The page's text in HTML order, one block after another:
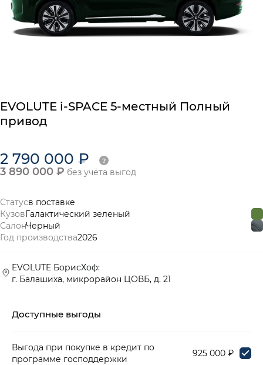
EVOLUTE i-SPACE5-местный Полный
привод
2 790 000 ₽
3 890 000 ₽ без учёта выгод
Статусв поставке
КузовГалактический зеленый
СалонЧерный
Год производства2026
EVOLUTE БорисХоф:
г. Балашиха, микрорайон ЦОВБ, д. 21
Доступные выгоды
Выгода при покупке в кредит по
программе господдержки
925 000 ₽